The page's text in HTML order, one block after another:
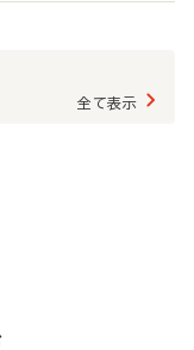
全て表示